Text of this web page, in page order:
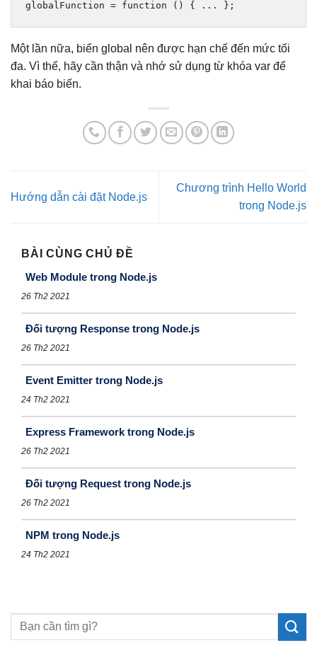
globalFunction = function () { ... };
Một lần nữa, biến global nên được hạn chế đến mức tối
đa. Vì thế, hãy cần thận và nhớ sử dụng từ khóa var để
khai báo biến.
Hướng dẫn cài đặt Node.js
Chương trình Hello World
trong Node.js
BÀI CÙNG CHỦ ĐỀ
Web Module trong Node.js
26 Th2 2021
Đối tượng Response trong Node.js
26 Th2 2021
Event Emitter trong Node.js
24 Th2 2021
Express Framework trong Node.js
26 Th2 2021
Đối tượng Request trong Node.js
26 Th2 2021
NPM trong Node.js
24 Th2 2021